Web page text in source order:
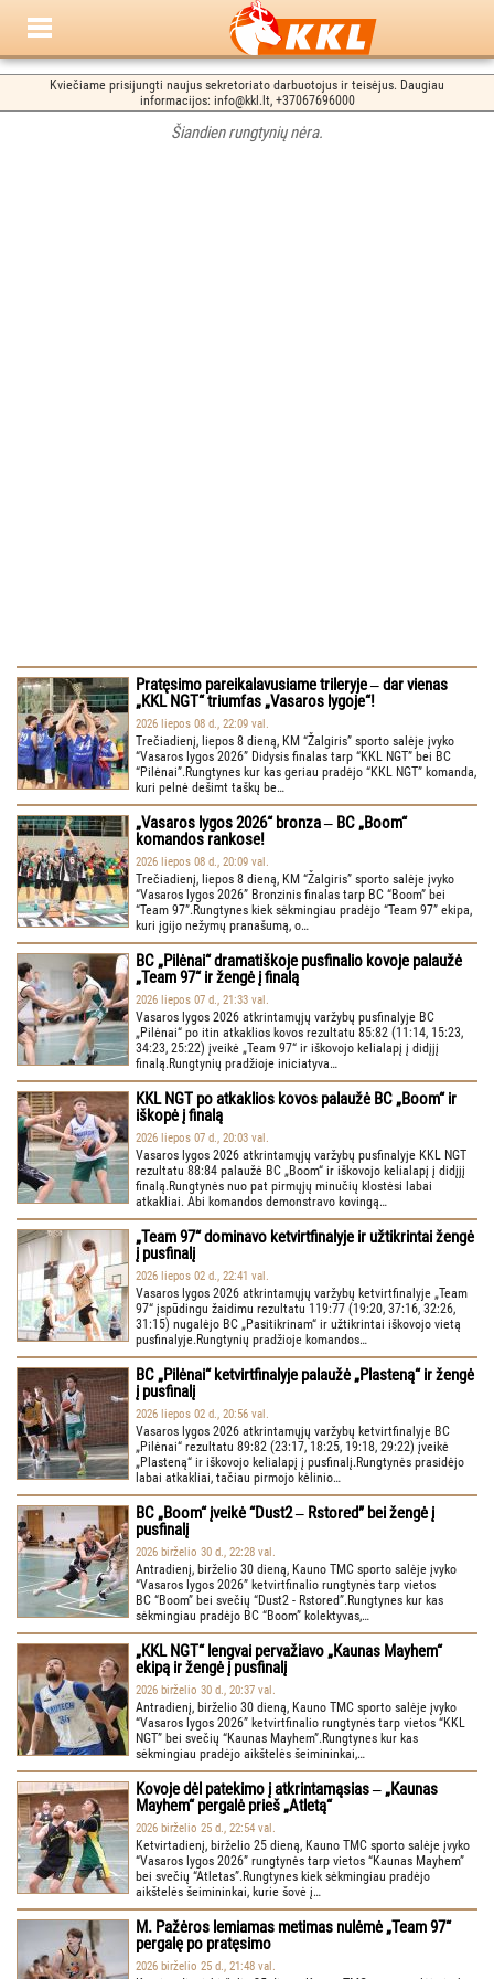
Kviečiame prisijungti naujus sekretoriato darbuotojus ir teisėjus. Daugiau
informacijos: info@kkl.lt, +37067696000
Šiandien rungtynių nėra.
Pratęsimo pareikalavusiame trileryje ‒ dar vienas
„KKL NGT“ triumfas „Vasaros lygoje“!
2026 liepos 08 d., 22:09 val.
Trečiadienį, liepos 8 dieną, KM “Žalgiris” sporto salėje įvyko
“Vasaros lygos 2026” Didysis finalas tarp “KKL NGT” bei BC
“Pilėnai”.Rungtynes kur kas geriau pradėjo “KKL NGT” komanda,
kuri pelnė dešimt taškų be…
„Vasaros lygos 2026“ bronza ‒ BC „Boom“
komandos rankose!
2026 liepos 08 d., 20:09 val.
Trečiadienį, liepos 8 dieną, KM “Žalgiris” sporto salėje įvyko
“Vasaros lygos 2026” Bronzinis finalas tarp BC “Boom” bei
“Team 97”.Rungtynes kiek sėkmingiau pradėjo “Team 97” ekipa,
kuri įgijo nežymų pranašumą, o…
BC „Pilėnai“ dramatiškoje pusfinalio kovoje palaužė
„Team 97“ ir žengė į finalą
2026 liepos 07 d., 21:33 val.
Vasaros lygos 2026 atkrintamųjų varžybų pusfinalyje BC
„Pilėnai“ po itin atkaklios kovos rezultatu 85:82 (11:14, 15:23,
34:23, 25:22) įveikė „Team 97“ ir iškovojo kelialapį į didįjį
finalą.Rungtynių pradžioje iniciatyva…
KKL NGT po atkaklios kovos palaužė BC „Boom“ ir
iškopė į finalą
2026 liepos 07 d., 20:03 val.
Vasaros lygos 2026 atkrintamųjų varžybų pusfinalyje KKL NGT
rezultatu 88:84 palaužė BC „Boom“ ir iškovojo kelialapį į didįjį
finalą.Rungtynės nuo pat pirmųjų minučių klostėsi labai
atkakliai. Abi komandos demonstravo kovingą…
„Team 97“ dominavo ketvirtfinalyje ir užtikrintai žengė
į pusfinalį
2026 liepos 02 d., 22:41 val.
Vasaros lygos 2026 atkrintamųjų varžybų ketvirtfinalyje „Team
97“ įspūdingu žaidimu rezultatu 119:77 (19:20, 37:16, 32:26,
31:15) nugalėjo BC „Pasitikrinam“ ir užtikrintai iškovojo vietą
pusfinalyje.Rungtynių pradžioje komandos…
BC „Pilėnai“ ketvirtfinalyje palaužė „Plasteną“ ir žengė
į pusfinalį
2026 liepos 02 d., 20:56 val.
Vasaros lygos 2026 atkrintamųjų varžybų ketvirtfinalyje BC
„Pilėnai“ rezultatu 89:82 (23:17, 18:25, 19:18, 29:22) įveikė
„Plasteną“ ir iškovojo kelialapį į pusfinalį.Rungtynės prasidėjo
labai atkakliai, tačiau pirmojo kėlinio…
BC „Boom“ įveikė “Dust2 ‒ Rstored” bei žengė į
pusfinalį
2026 birželio 30 d., 22:28 val.
Antradienį, birželio 30 dieną, Kauno TMC sporto salėje įvyko
“Vasaros lygos 2026” ketvirtfinalio rungtynės tarp vietos
BC “Boom” bei svečių “Dust2 - Rstored”.Rungtynes kur kas
sėkmingiau pradėjo BC “Boom” kolektyvas,…
„KKL NGT“ lengvai pervažiavo „Kaunas Mayhem“
ekipą ir žengė į pusfinalį
2026 birželio 30 d., 20:37 val.
Antradienį, birželio 30 dieną, Kauno TMC sporto salėje įvyko
“Vasaros lygos 2026” ketvirtfinalio rungtynės tarp vietos “KKL
NGT” bei svečių “Kaunas Mayhem”.Rungtynes kur kas
sėkmingiau pradėjo aikštelės šeimininkai,…
Kovoje dėl patekimo į atkrintamąsias ‒ „Kaunas
Mayhem“ pergalė prieš „Atletą“
2026 birželio 25 d., 22:54 val.
Ketvirtadienį, birželio 25 dieną, Kauno TMC sporto salėje įvyko
“Vasaros lygos 2026” rungtynės tarp vietos “Kaunas Mayhem”
bei svečių “Atletas”.Rungtynes kiek sėkmingiau pradėjo
aikštelės šeimininkai, kurie šovė į…
M. Pažėros lemiamas metimas nulėmė „Team 97“
pergalę po pratęsimo
2026 birželio 25 d., 21:48 val.